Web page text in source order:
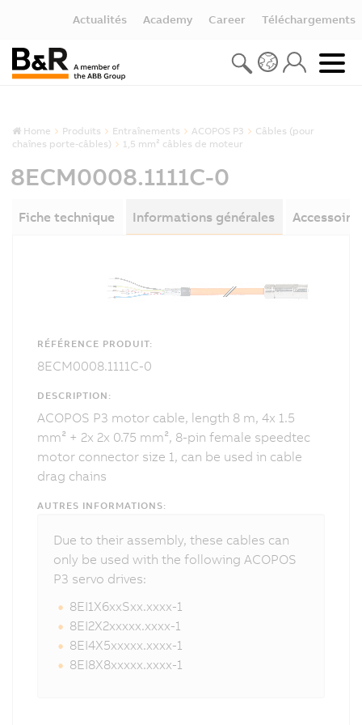
Actualités Academy Career Téléchargements
Home Produits Entraînements ACOPOS P3
Câbles (pour
chaînes porte-câbles)
1,5 mm² câbles de moteur
8ECM0008.1111C-0
Fiche technique Informations générales
RÉFÉRENCE PRODUIT:
8ECM0008.1111C-0
DESCRIPTION:
ACOPOS P3 motor cable, length 8 m, 4x 1.5
mm² + 2x 2x 0.75 mm², 8-pin female speedtec
motor connector size 1, can be used in cable
drag chains
AUTRES INFORMATIONS:
Due to their assembly, these cables can
only be used with the following ACOPOS
P3 servo drives:
8EI1X6xxSxx.xxxx-1
8EI2X2xxxxx.xxxx-1
8EI4X5xxxxx.xxxx-1
8EI8X8xxxxx.xxxx-1